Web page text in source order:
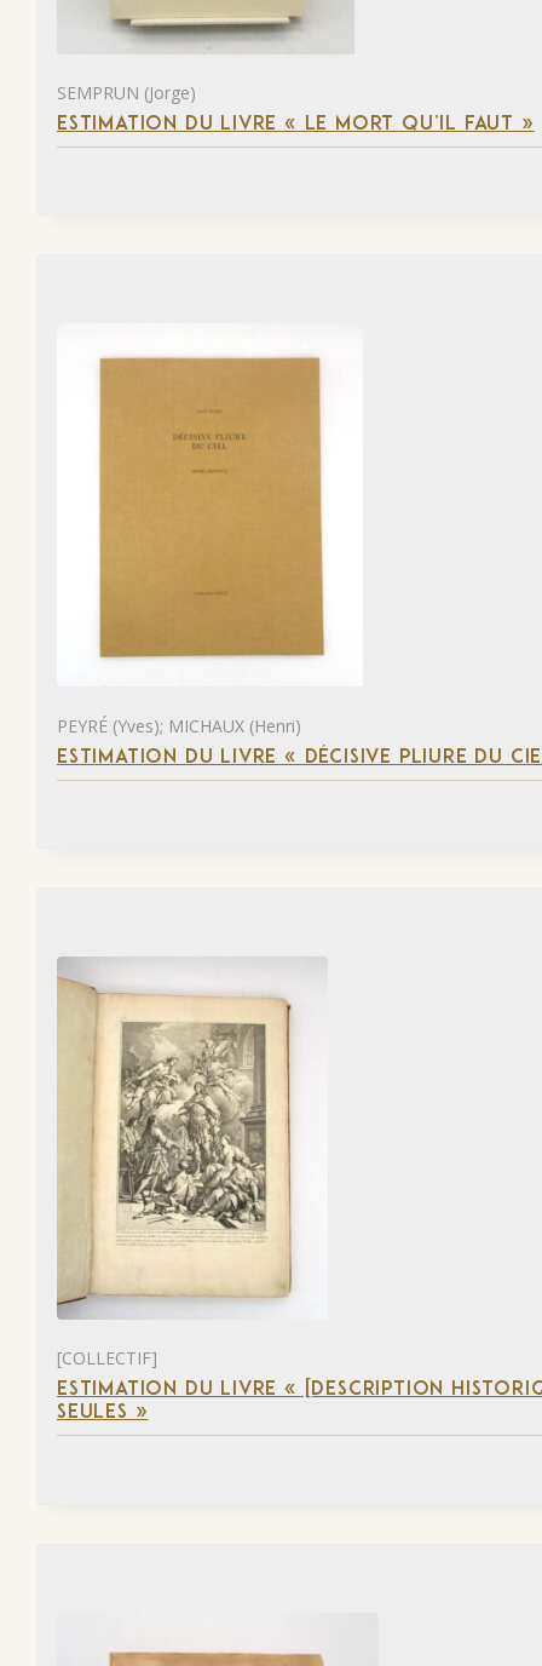
SEMPRUN (Jorge)
ESTIMATION DU LIVRE « LE MORT QU’IL FAUT »
PEYRÉ (Yves); MICHAUX (Henri)
ESTIMATION DU LIVRE « DÉCISIVE PLIURE DU
[COLLECTIF]
ESTIMATION DU LIVRE « [DESCRIPTION
SEULES »